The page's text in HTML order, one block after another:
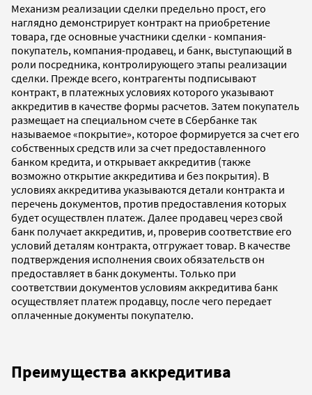
Механизм реализации сделки предельно прост, его
наглядно демонстрирует контракт на приобретение
товара, где основные участники сделки - компания-
покупатель, компания-продавец, и банк, выступающий в
роли посредника, контролирующего этапы реализации
сделки. Прежде всего, контрагенты подписывают
контракт, в платежных условиях которого указывают
аккредитив в качестве формы расчетов. Затем покупатель
размещает на специальном счете в Сбербанке так
называемое «покрытие», которое формируется за счет его
собственных средств или за счет предоставленного
банком кредита, и открывает аккредитив (также
возможно открытие аккредитива и без покрытия). В
условиях аккредитива указываются детали контракта и
перечень документов, против предоставления которых
будет осуществлен платеж. Далее продавец через свой
банк получает аккредитив, и, проверив соответствие его
условий деталям контракта, отгружает товар. В качестве
подтверждения исполнения своих обязательств он
предоставляет в банк документы. Только при
соответствии документов условиям аккредитива банк
осуществляет платеж продавцу, после чего передает
оплаченные документы покупателю.
Преимущества аккредитива